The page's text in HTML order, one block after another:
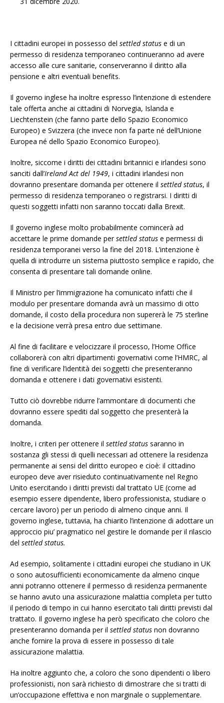
I cittadini europei in possesso del settled status e di un
permesso di residenza temporaneo continueranno ad avere
accesso alle cure sanitarie, conserveranno il diritto alla
pensione e altri eventuali benefits.
Il governo inglese ha inoltre espresso l’intenzione di estendere
tale offerta anche ai cittadini di Norvegia, Islanda e
Liechtenstein (che fanno parte dello Spazio Economico
Europeo) e Svizzera (che invece non fa parte né dell’Unione
Europea né dello Spazio Economico Europeo).
Inoltre, siccome i diritti dei cittadini britannici e irlandesi sono
sanciti dall’Ireland Act del 1949, i cittadini irlandesi non
dovranno presentare domanda per ottenere il settled status, il
permesso di residenza temporaneo o registrarsi. I diritti di
questi soggetti infatti non saranno toccati dalla Brexit.
Il governo inglese molto probabilmente comincerà ad
accettare le prime domande persettled status e permessi di
residenza temporanei verso la fine del 2018. L’intenzione è
quella di introdurre un sistema piuttosto semplice e rapido, che
consenta di presentare tali domande online.
Il Ministro per l’immigrazione ha comunicato infatti che il
modulo per presentare domanda avrà un massimo di otto
domande, il costo della procedura non supererà le 75 sterline
e la decisione verrà presa entro due settimane.
Al fine di facilitare e velocizzare il processo, l’Home Office
collaborerà con altri dipartimenti governativi come l’HMRC, al
fine di verificare l’identità dei soggetti che presenteranno
domanda e ottenere i dati governativi esistenti.
Tutto ciò dovrebbe ridurre l’ammontare di documenti che
dovranno essere spediti dal soggetto che presenterà la
domanda.
Inoltre, i criteri per ottenere il settled status saranno in
sostanza gli stessi di quelli necessari ad ottenere la residenza
permanente ai sensi del diritto europeo e cioè: il cittadino
europeo deve aver risieduto continuativamente nel Regno
Unito esercitando i diritti previsti dal trattato UE (come ad
esempio essere dipendente, libero professionista, studiare o
cercare lavoro) per un periodo di almeno cinque anni. Il
governo inglese, tuttavia, ha chiarito l’intenzione di adottare un
approccio piu’ pragmatico nel gestire le domande per il rilascio
del settled status.
Ad esempio, solitamente i cittadini europei che studiano in UK
o sono autosufficienti economicamente da almeno cinque
anni potranno ottenere il permesso di residenza permanente
se hanno avuto una assicurazione malattia completa per tutto
il periodo di tempo in cui hanno esercitato tali diritti previsti dal
trattato. Il governo inglese ha però specificato che coloro che
presenteranno domanda per il settled status non dovranno
anche fornire la prova di essere in possesso di tale
assicurazione malattia.
Ha inoltre aggiunto che, a coloro che sono dipendenti o libero
professionisti, non sarà richiesto di dimostrare che si tratti di
un’occupazione effettiva e non marginale o supplementare.